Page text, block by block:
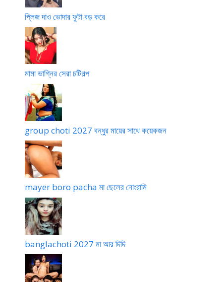
প্লিজ দাও ভোদার ফুটা বড় করে
মামা ভাগ্নির সেরা চটিগল্প
group choti 2027 বন্ধুর মায়ের সাথে কয়েকজন
mayer boro pacha মা ছেলের নোংরামি
banglachoti 2027 মা আর দিদি